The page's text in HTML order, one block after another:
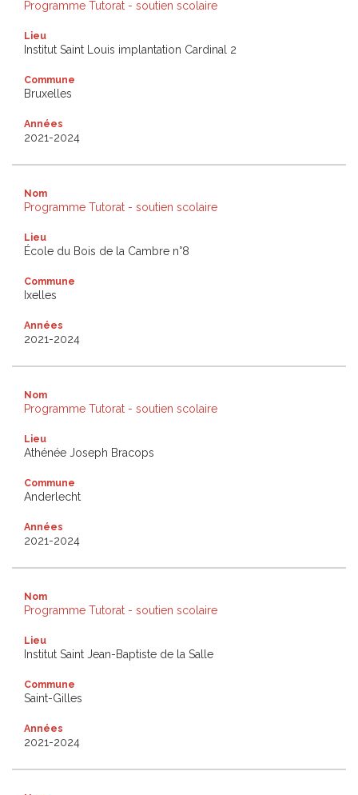
Programme Tutorat - soutien scolaire
Lieu
Institut Saint Louis implantation Cardinal 2
Commune
Bruxelles
Années
2021-2024
Nom
Programme Tutorat - soutien scolaire
Lieu
École du Bois de la Cambre n°8
Commune
Ixelles
Années
2021-2024
Nom
Programme Tutorat - soutien scolaire
Lieu
Athénée Joseph Bracops
Commune
Anderlecht
Années
2021-2024
Nom
Programme Tutorat - soutien scolaire
Lieu
Institut Saint Jean-Baptiste de la Salle
Commune
Saint-Gilles
Années
2021-2024